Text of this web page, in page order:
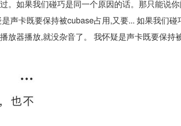
。如果我们碰巧是同一个原因的话。那只能说
声卡既要保持被cubase占用,又要... 如果我们
放器播放,就没杂音了。 我怀疑是声卡既要保持